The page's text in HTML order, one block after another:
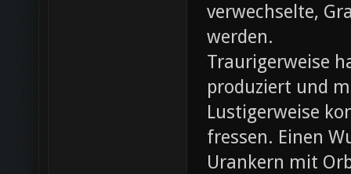
verwechselte,
werden.
Traurigerweise
produziert und
Lustigerweise
fressen. Einen
Urankern mit